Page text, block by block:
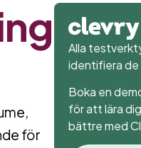
för
Alla
identifiera
Boka en
för att lära
bättre med